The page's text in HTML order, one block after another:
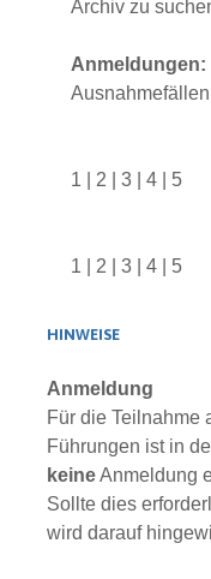
Archiv zu
Anmeldungen:
1 2 3 4 5
1 2 3 4 5
HINWEISE
Anmeldung
Für die Teilnahme
Führungen ist in
keineAnmeldung
Sollte dies
wird darauf